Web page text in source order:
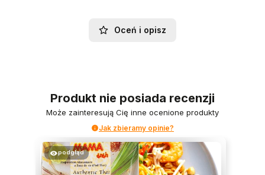
Oceń i opisz
Produkt nie posiada recenzji
Może zainteresują Cię inne ocenione produkty
Jak zbieramy opinie?
podgląd